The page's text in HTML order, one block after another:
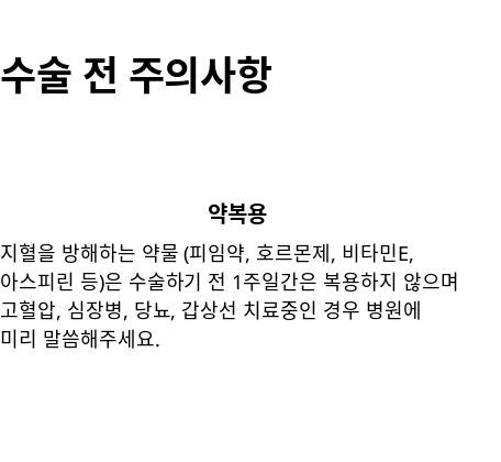
수술 전 주의사항
약복용
지혈을 방해하는 약물 (피임약, 호르몬제, 비타민E,
아스피린 등)은 수술하기 전 1주일간은 복용하지 않으며
고혈압, 심장병, 당뇨, 갑상선 치료중인 경우 병원에
미리 말씀해주세요.